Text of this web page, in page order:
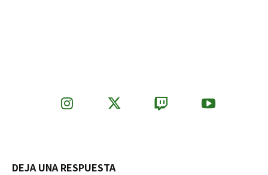
DEJA UNA RESPUESTA